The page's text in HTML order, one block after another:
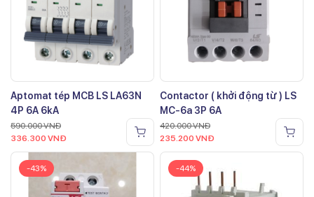
Aptomat tép MCB LS LA63N
4P 6A 6kA
590.000VNĐ
336.300 VNĐ
Contactor ( khởi động từ ) LS
MC-6a 3P 6A
420.000VNĐ
235.200 VNĐ
-43% -44%